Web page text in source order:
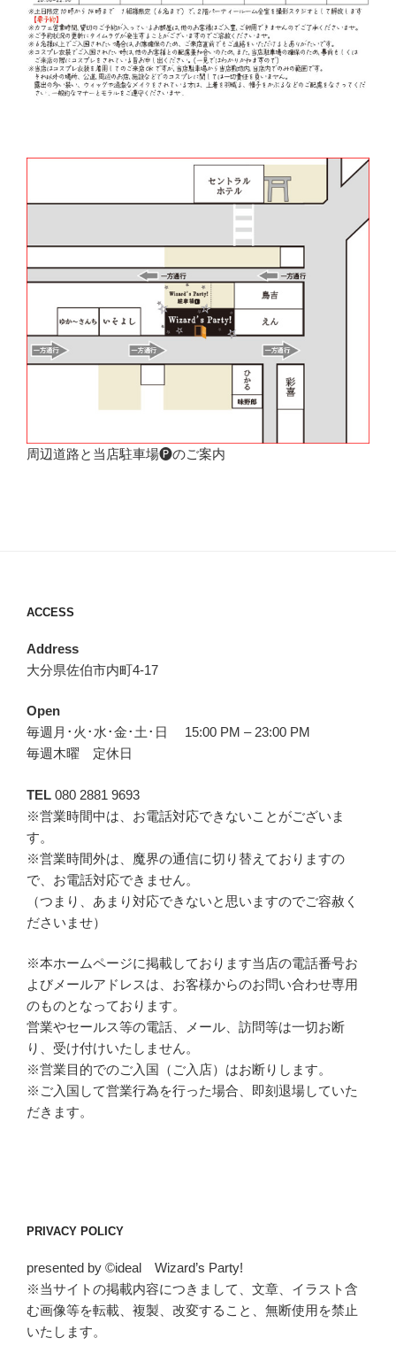
周辺道路と当店駐車場🅟のご案内
ACCESS
Address
大分県佐伯市内町4-17
Open
毎週月･火･水･金･土･日 15:00 PM – 23:00 PM
毎週木曜 定休日
TEL 080 2881 9693
※営業時間中は、お電話対応できないことがございま
す。
※営業時間外は、魔界の通信に切り替えておりますの
で、お電話対応できません。
（つまり、あまり対応できないと思いますのでご容赦く
ださいませ）
※本ホームページに掲載しております当店の電話番号お
よびメールアドレスは、お客様からのお問い合わせ専用
のものとなっております。
営業やセールス等の電話、メール、訪問等は一切お断
り、受け付けいたしません。
※営業目的でのご入国（ご入店）はお断りします。
※ご入国して営業行為を行った場合、即刻退場していた
だきます。
PRIVACY POLICY
presented by ©ideal Wizard’s Party!
※当サイトの掲載内容につきまして、文章、イラスト含
む画像等を転載、複製、改変すること、無断使用を禁止
いたします。